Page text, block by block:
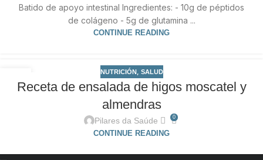
Batido de apoyo intestinal Ingredientes: - 10g de péptidos
de colágeno - 5g de glutamina ...
CONTINUE READING
21
SEP
NUTRICIÓN, SALUD
Receta de ensalada de higos moscatel y
almendras
Pilares da Saúde 0
CONTINUE READING